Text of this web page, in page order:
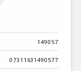
149057
07311631490577